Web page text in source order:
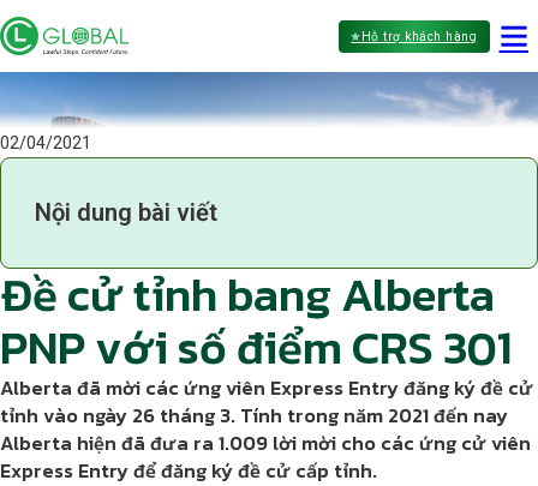
Hỗ trợ khách hàng
02/04/2021
Nội dung bài viết
Đề cử tỉnh bang Alberta
PNP với số điểm CRS 301
Alberta đã mời các ứng viên Express Entry đăng ký đề cử
tỉnh vào ngày 26 tháng 3. Tính trong năm 2021 đến nay
Alberta hiện đã đưa ra 1.009 lời mời cho các ứng cử viên
Express Entry để đăng ký đề cử cấp tỉnh.